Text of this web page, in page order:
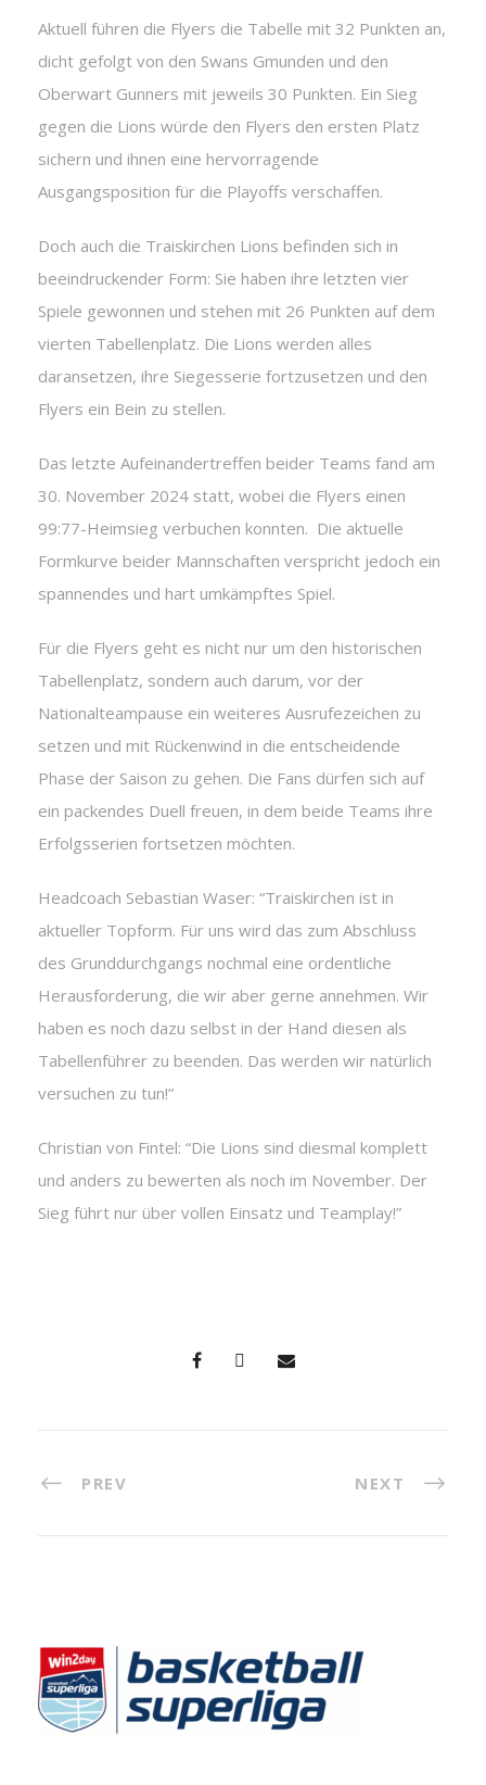
Aktuell führen die Flyers die Tabelle mit 32 Punkten an,
dicht gefolgt von den Swans Gmunden und den
Oberwart Gunners mit jeweils 30 Punkten. Ein Sieg
gegen die Lions würde den Flyers den ersten Platz
sichern und ihnen eine hervorragende
Ausgangsposition für die Playoffs verschaffen.
Doch auch die Traiskirchen Lions befinden sich in
beeindruckender Form: Sie haben ihre letzten vier
Spiele gewonnen und stehen mit 26 Punkten auf dem
vierten Tabellenplatz. Die Lions werden alles
daransetzen, ihre Siegesserie fortzusetzen und den
Flyers ein Bein zu stellen.
Das letzte Aufeinandertreffen beider Teams fand am
30. November 2024 statt, wobei die Flyers einen
99:77-Heimsieg verbuchen konnten. Die aktuelle
Formkurve beider Mannschaften verspricht jedoch ein
spannendes und hart umkämpftes Spiel.
Für die Flyers geht es nicht nur um den historischen
Tabellenplatz, sondern auch darum, vor der
Nationalteampause ein weiteres Ausrufezeichen zu
setzen und mit Rückenwind in die entscheidende
Phase der Saison zu gehen. Die Fans dürfen sich auf
ein packendes Duell freuen, in dem beide Teams ihre
Erfolgsserien fortsetzen möchten.
Headcoach Sebastian Waser: “Traiskirchen ist in
aktueller Topform. Für uns wird das zum Abschluss
des Grunddurchgangs nochmal eine ordentliche
Herausforderung, die wir aber gerne annehmen. Wir
haben es noch dazu selbst in der Hand diesen als
Tabellenführer zu beenden. Das werden wir natürlich
versuchen zu tun!”
Christian von Fintel: “Die Lions sind diesmal komplett
und anders zu bewerten als noch im November. Der
Sieg führt nur über vollen Einsatz und Teamplay!”
PREV NEXT